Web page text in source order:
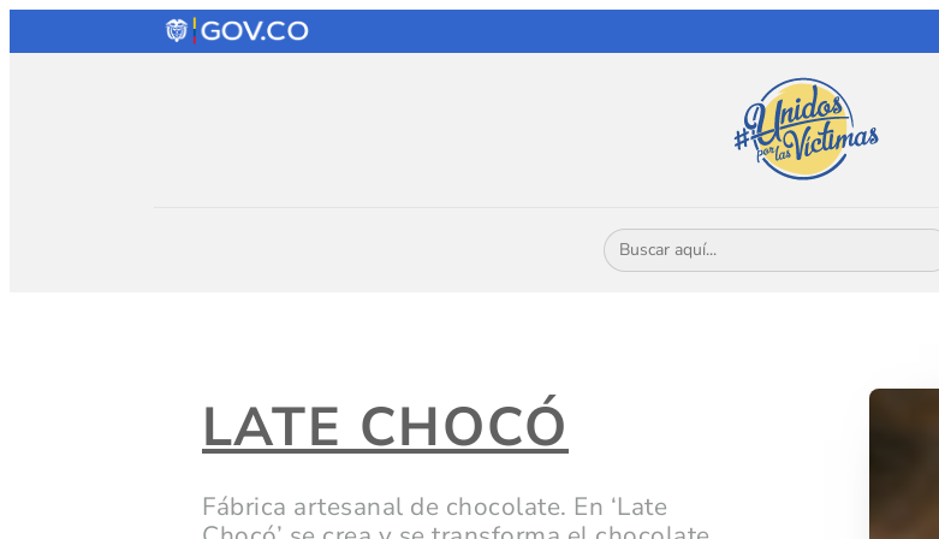
Buscar:
LATE CHOCÓ
Fábrica artesanal de chocolate. En ‘Late